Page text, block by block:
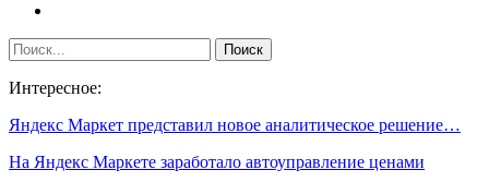
Интересное:
Яндекс Маркет представил новое аналитическое решение…
На Яндекс Маркете заработало автоуправление ценами